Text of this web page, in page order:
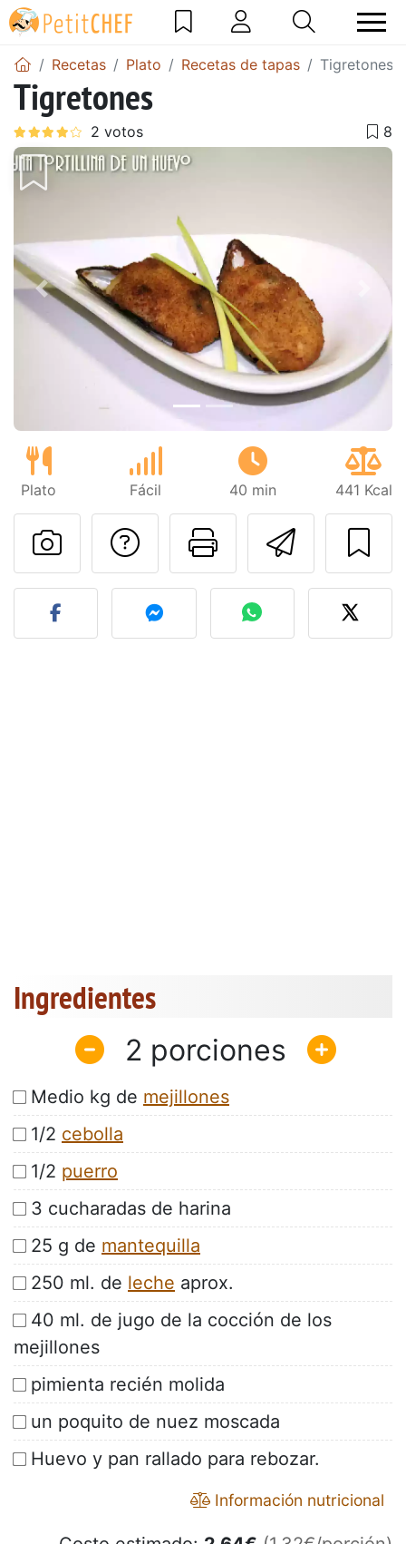
Recetas Plato Recetas de tapas Tigretones
Tigretones
Anterior
Plato Fácil 40 min 441 Kcal
Imprimir
Preguntar al autor
Publicar la foto de esta
Ingredientes
2
Medio kg de mejillones
1/2 cebolla
1/2 puerro
3 cucharadas de harina
25 g de mantequilla
250 ml. de leche aprox.
40 ml. de jugo de la cocción de los
mejillones
pimienta recién molida
un poquito de nuez moscada
Huevo y pan rallado para rebozar.
Información nutricional